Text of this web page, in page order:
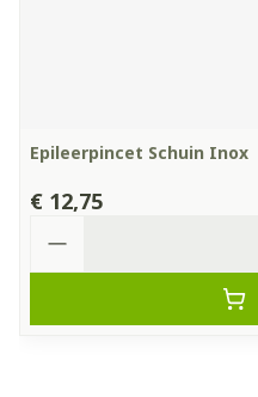
Epileerpincet Schuin Inox
€ 12,75